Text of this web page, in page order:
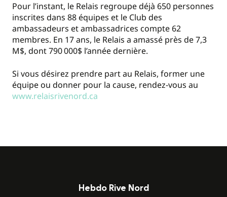
Pour l’instant, le Relais regroupe déjà 650 personnes
inscrites dans 88 équipes et le Club des
ambassadeurs et ambassadrices compte 62
membres. En 17 ans, le Relais a amassé près de 7,3
M$, dont 790 000$ l’année dernière.
Si vous désirez prendre part au Relais, former une
équipe ou donner pour la cause, rendez-vous au
www.relaisrivenord.ca
Hebdo Rive Nord